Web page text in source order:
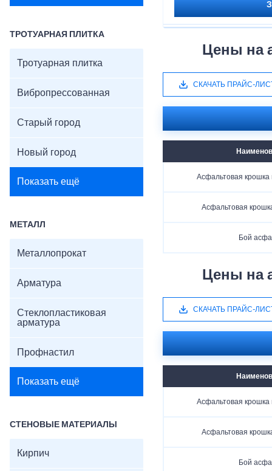
ТРОТУАРНАЯ ПЛИТКА
Тротуарная плитка
Вибропрессованная
Старый город
Новый город
Показать ещё
МЕТАЛЛ
Металлопрокат
Арматура
Стеклопластиковая
арматура
Профнастил
Показать ещё
СТЕНОВЫЕ МАТЕРИАЛЫ
Кирпич
Цены на
СКАЧАТЬ ПРАЙС-
Асфальтовая крошка
Асфальтовая
Бой
Цены на
СКАЧАТЬ ПРАЙС-
Асфальтовая крошка
Асфальтовая
Бой